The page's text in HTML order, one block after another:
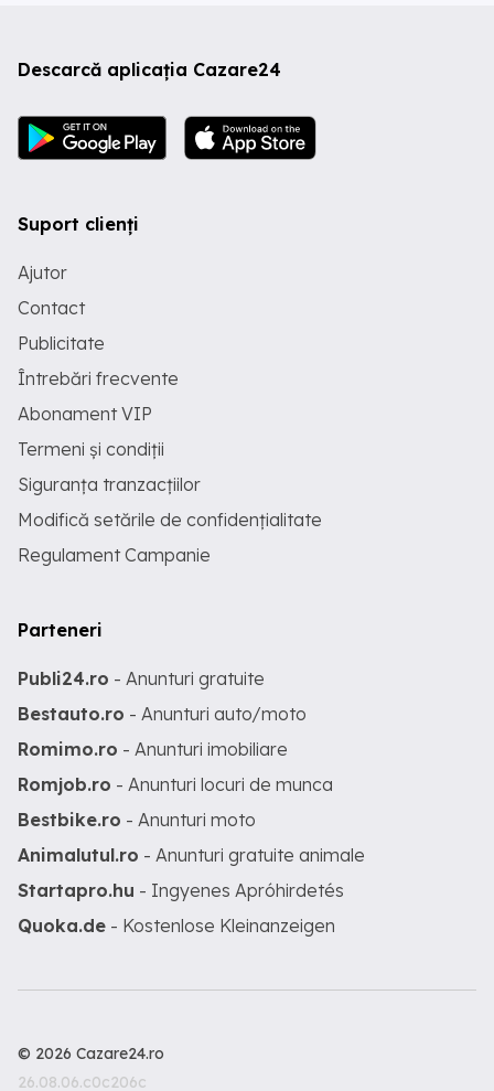
Descarcă aplicația Cazare24
Suport clienți
Ajutor
Contact
Publicitate
Întrebări frecvente
Abonament VIP
Termeni și condiții
Siguranța tranzacțiilor
Modifică setările de confidențialitate
Regulament Campanie
Parteneri
Publi24.ro - Anunturi gratuite
Bestauto.ro - Anunturi auto/moto
Romimo.ro - Anunturi imobiliare
Romjob.ro - Anunturi locuri de munca
Bestbike.ro - Anunturi moto
Animalutul.ro - Anunturi gratuite animale
Startapro.hu - Ingyenes Apróhirdetés
Quoka.de - Kostenlose Kleinanzeigen
© 2026 Cazare24.ro
26.08.06.c0c206c